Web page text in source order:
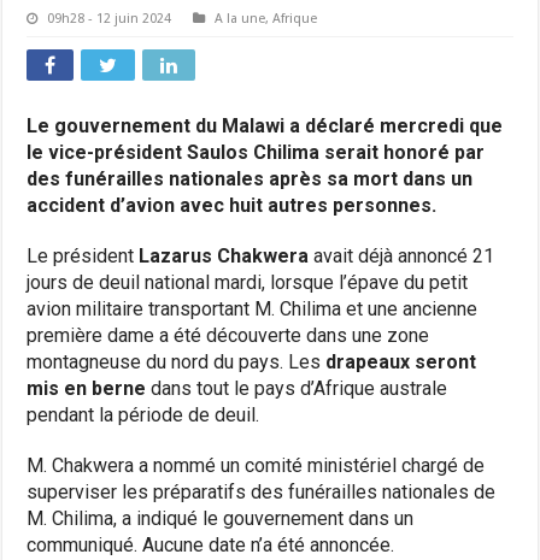
09h28 - 12 juin 2024 A la une,Afrique
Le gouvernement du Malawi a déclaré mercredi que
le vice-président Saulos Chilima serait honoré par
des funérailles nationales après sa mort dans un
accident d’avion avec huit autres personnes.
Le président Lazarus Chakwera avait déjà annoncé 21
jours de deuil national mardi, lorsque l’épave du petit
avion militaire transportant M. Chilima et une ancienne
première dame a été découverte dans une zone
montagneuse du nord du pays. Les drapeaux seront
mis en berne dans tout le pays d’Afrique australe
pendant la période de deuil.
M. Chakwera a nommé un comité ministériel chargé de
superviser les préparatifs des funérailles nationales de
M. Chilima, a indiqué le gouvernement dans un
communiqué. Aucune date n’a été annoncée.